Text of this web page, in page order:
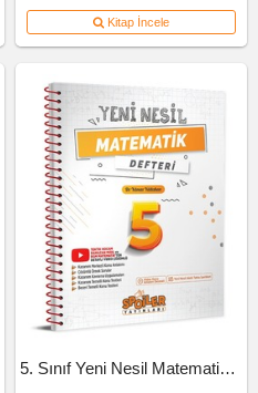
Kitap İncele
5. Sınıf Yeni Nesil Matematik Defteri